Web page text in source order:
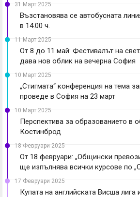
31 Март 2025
Възстановява се автобусната
в 14.00 ч.
11 Март 2025
От 8 до 11 май: Фестивалът на
дава нов облик на вечерна София
10 Март 2025
„Стигмата“ конференция на тема
проведе в София на 23 март
10 Март 2025
Перспектива за образованието в
Костинброд
18 Февруари 2025
От 18 февруари: „Общински
ще изпълнява всички курсове по
17 Февруари 2025
Купата на английската Висша лига